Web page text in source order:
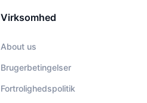
Virksomhed
About us
Brugerbetingelser
Fortrolighedspolitik